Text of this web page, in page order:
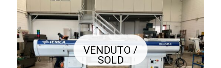
VENDUTO /
SOLD